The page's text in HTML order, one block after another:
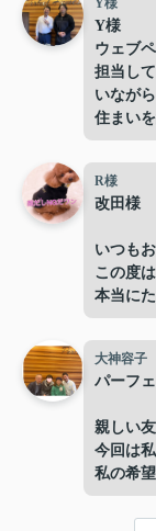
Y様
Y様
ウェブ
担当し
いなが
住まい
不動産
るよう
をされ
を進め
また住
是非パ
お越し
足して
で丁寧
R様
改田様
いつも
この度
本当に
り感謝
手続き
う場面
お忙し
当にあ
大神容
パーフ
親しい
今回は
私の希
本当に